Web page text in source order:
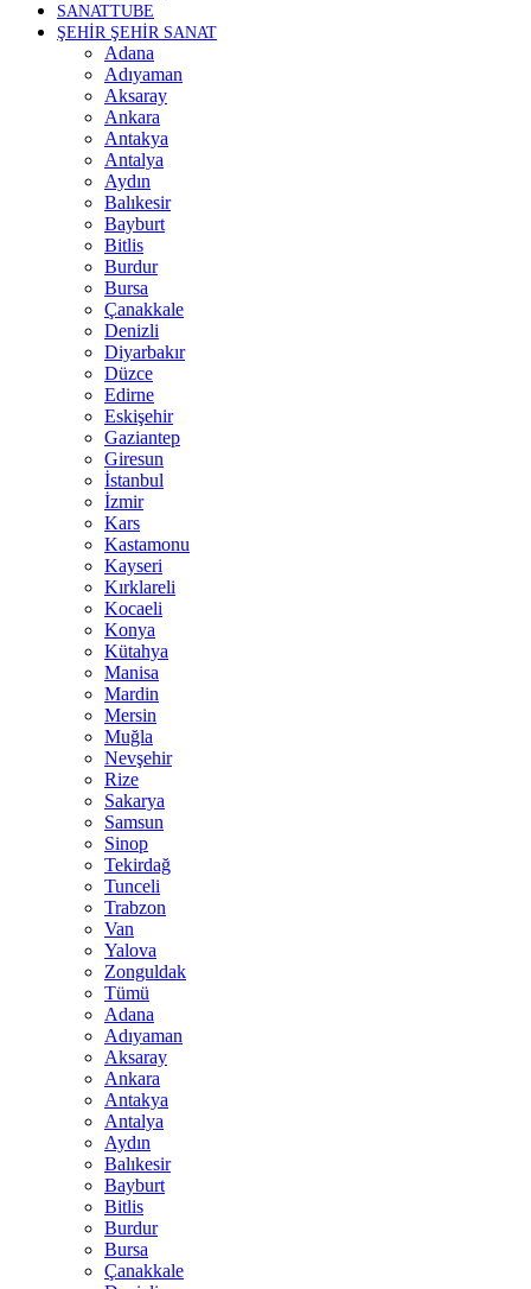
SANATTUBE
ŞEHİR ŞEHİR SANAT
Adana
Adıyaman
Aksaray
Ankara
Antakya
Antalya
Aydın
Balıkesir
Bayburt
Bitlis
Burdur
Bursa
Çanakkale
Denizli
Diyarbakır
Düzce
Edirne
Eskişehir
Gaziantep
Giresun
İstanbul
İzmir
Kars
Kastamonu
Kayseri
Kırklareli
Kocaeli
Konya
Kütahya
Manisa
Mardin
Mersin
Muğla
Nevşehir
Rize
Sakarya
Samsun
Sinop
Tekirdağ
Tunceli
Trabzon
Van
Yalova
Zonguldak
Tümü
Adana
Adıyaman
Aksaray
Ankara
Antakya
Antalya
Aydın
Balıkesir
Bayburt
Bitlis
Burdur
Bursa
Çanakkale